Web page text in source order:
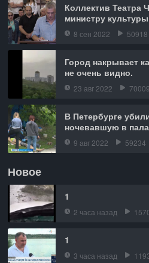
Коллектив Театра
министру культуры
8 сен 2022 50918
Город накрывает
не очень видно.
23 авг 2022 70009
В Петербурге
ночевавшую в
9 авг 2022 59234
Новое
1
2 часа назад
1
3 часа назад